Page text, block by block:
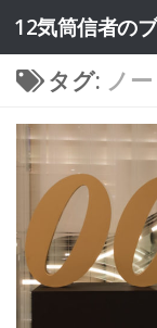
コンテンツへス
12気筒信者の
タグ: ノ